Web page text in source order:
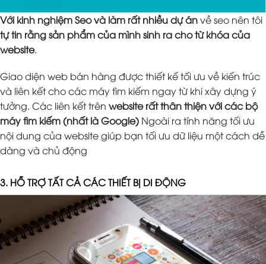
Với kinh nghiệm Seo và làm rất nhiều dự ánvề seo nên tôi
tự tin rằng sản phẩm của mình sinh ra cho từ khóa của
website.
Giao diện web bán hàng được thiết kế tối ưu về kiến trúc
và liên kết cho các máy tìm kiếm ngay từ khi xây dựng ý
tưởng. Các liên kết trên website rất thân thiện với các bộ
máy tìm kiếm (nhất là Google) Ngoài ra tính năng tối ưu
nội dung của website giúp bạn tối ưu dữ liệu một cách dễ
dàng và chủ động
3. HỖ TRỢ TẤT CẢ CÁC THIẾT BỊ DI ĐỘNG